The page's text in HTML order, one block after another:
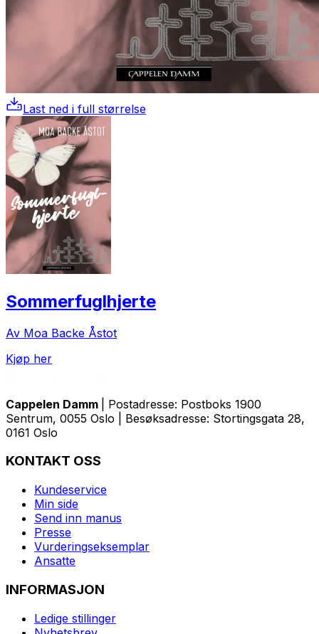
Last ned i full størrelse
Sommerfuglhjerte
Av Moa Backe Åstot
Kjøp her
Cappelen Damm
| Postadresse: Postboks 1900
Sentrum, 0055 Oslo | Besøksadresse: Stortingsgata 28,
0161 Oslo
KONTAKT OSS
Kundeservice
Min side
Send inn manus
Presse
Vurderingseksemplar
Ansatte
INFORMASJON
Ledige stillinger